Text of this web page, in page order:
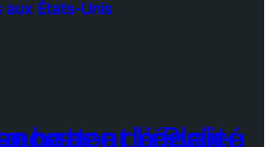
États-Unis